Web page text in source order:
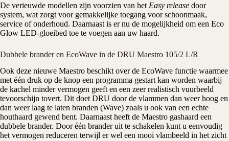
De verieuwde modellen zijn voorzien van het Easy release door
system, wat zorgt voor gemakkelijke toegang voor schoonmaak,
service of onderhoud. Daarnaast is er nu de mogelijkheid om een Eco
Glow LED-gloeibed toe te voegen aan uw haard.
Dubbele brander en EcoWave in de DRU Maestro 105/2 L/R
Ook deze nieuwe Maestro beschikt over de EcoWave functie waarmee
met één druk op de knop een programma gestart kan worden waarbij
de kachel minder vermogen geeft en een zeer realistisch vuurbeeld
tevoorschijn tovert. Dit doet DRU door de vlammen dan weer hoog en
dan weer laag te laten branden (Wave) zoals u ook van een echte
houthaard gewend bent. Daarnaast heeft de Maestro gashaard een
dubbele brander. Door één brander uit te schakelen kunt u eenvoudig
het vermogen reduceren terwijl er wel een mooi vlambeeld in het zicht